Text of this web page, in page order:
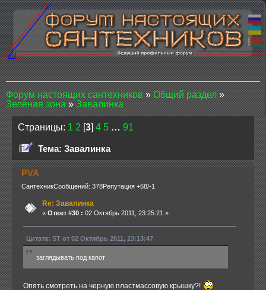
Форум настоящих сантехников»Общий раздел»
Зелёная зона»Завалинка
Страницы: 1 2 [3] 4 5 … 91
Тема: Завалинка
PVA
СантехникСообщений: 378Репутация +68/-1
Re: Завалинка
« Ответ #30 : 02 Октябрь 2011, 23:25:21 »
Цитата: ST от 02 Октябрь 2011, 23:13:47
заглядывать под капот
Опять смотреть на черную пластмассовую крышку?!